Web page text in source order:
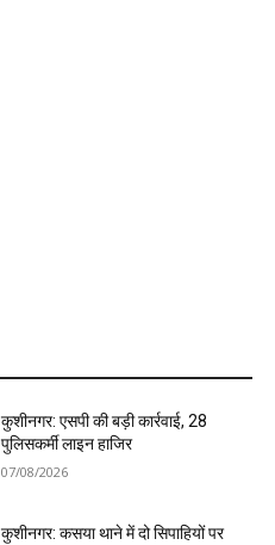
कुशीनगर: एसपी की बड़ी कार्रवाई, 28
पुलिसकर्मी लाइन हाजिर
07/08/2026
कुशीनगर: कसया थाने में दो सिपाहियों पर